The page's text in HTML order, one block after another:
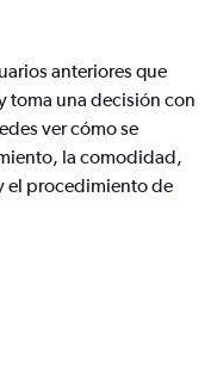
anteriores que
toma una decisión con
ver cómo se
la comodidad,
el procedimiento de